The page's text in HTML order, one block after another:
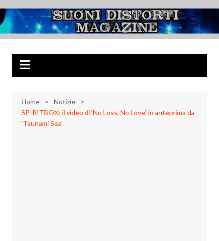
al
contenuto
Suoni Distorti
Magazine
Musica Rock, Metal, Punk e varie sonorità alternative
Home
Notizie
SPIRITBOX: il video di ‘No Loss, No Love’, in anteprima da
‘Tsunami Sea’